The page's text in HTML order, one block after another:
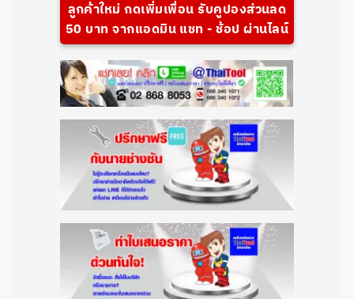
ลูกค้าใหม่ กดเพิ่มเพื่อน รับคูปองส่วนลด
50 บาท จากแอดมิน แชท - ช้อป ผ่านไลน์